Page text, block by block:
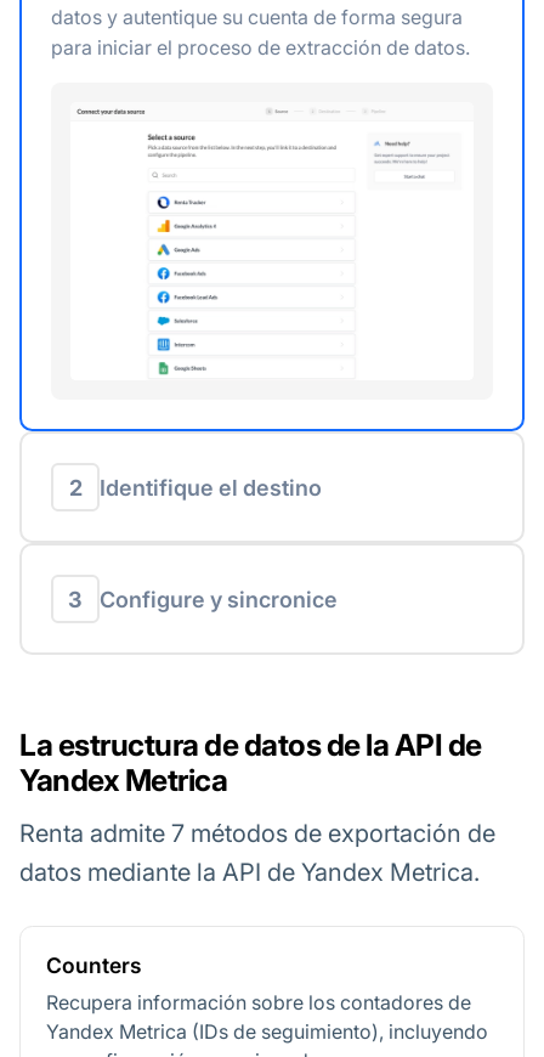
datos y autentique su cuenta de forma segura
para iniciar el proceso de extracción de datos.
2 Identifique el destino
3 Configure y sincronice
La estructura de datos de la API de
Yandex Metrica
Renta admite 7 métodos de exportación de
datos mediante la API de Yandex Metrica.
Counters
Recupera información sobre los contadores de
Yandex Metrica (IDs de seguimiento), incluyendo